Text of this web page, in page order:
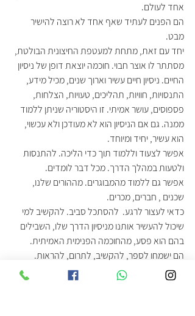
אחד לעולם.
הם הפנים לעתיד שאף אחד לא רוצה להישיר
מבט.
יחד עם זאת, מתחת למעטפת החיצונית הבולטת,
מסתתר לו אוצר חבוי. חוכמה יוצאת דופן של ניסיון
החיים. ניסיון חיים עשיר וארוך שנים, מכיל מידע,
התנסויות, חוויות, תהליכים, טעויות, הצלחות,
פספוסים, עושר אמיתי. זו היסטוריה שניתן ללמוד
ממנה. גם אם הניסיון הוא לא מעודכן ולא עכשוי,
הוא עשיר, יחיד ומיוחד.
אפשר לצעוד וללמוד תוך כדי הליכה. להתנסות
ולטעות במהלך הדרך. מכל דבר לומדים.
אפשר גם ללמוד מהמבוגרים. מההורים שלנו,
שכנים , חברים, מכרים.
כדאי לעצור לרגע.  להסתכל סביב. להקשיב למי
שיכול להעשיר אותנו מניסיון הדרך שלו, השבילים
בהם הוא פסע, מהחוכמה הפנימית האמיתית.
הם ישמחו לספר, להקשיב, לתרום, להראות.
זו הזמנה להקשבה.